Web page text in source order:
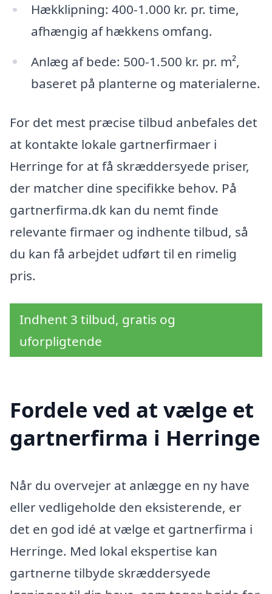
Hækklipning: 400-1.000 kr. pr. time,
afhængig af hækkens omfang.
Anlæg af bede: 500-1.500 kr. pr. m²,
baseret på planterne og materialerne.
For det mest præcise tilbud anbefales det
at kontakte lokale gartnerfirmaer i
Herringe for at få skræddersyede priser,
der matcher dine specifikke behov. På
gartnerfirma.dk kan du nemt finde
relevante firmaer og indhente tilbud, så
du kan få arbejdet udført til en rimelig
pris.
Indhent 3 tilbud, gratis og
uforpligtende
Fordele ved at vælge et
gartnerfirma i Herringe
Når du overvejer at anlægge en ny have
eller vedligeholde den eksisterende, er
det en god idé at vælge et gartnerfirma i
Herringe. Med lokal ekspertise kan
gartnerne tilbyde skræddersyede